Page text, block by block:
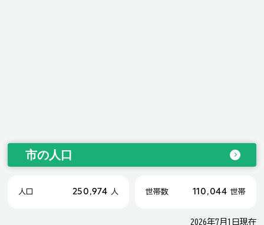
市の人口
人口 250,974 人 世帯数 110,044 世帯
2026年7月1日現在